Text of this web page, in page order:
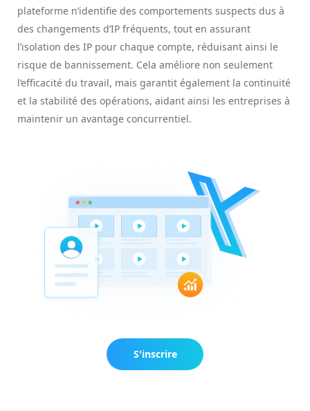
plateforme n’identifie des comportements suspects dus à
des changements d’IP fréquents, tout en assurant
l’isolation des IP pour chaque compte, réduisant ainsi le
risque de bannissement. Cela améliore non seulement
l’efficacité du travail, mais garantit également la continuité
et la stabilité des opérations, aidant ainsi les entreprises à
maintenir un avantage concurrentiel.
S'inscrire